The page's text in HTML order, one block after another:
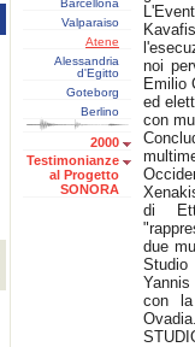
Barcellona
Valparaiso
Atene
Alessandria
d'Egitto
Goteborg
Berlino
2000
Testimonianze
al Progetto
SONORA
noi
Emilio
ed
con
di
due
con